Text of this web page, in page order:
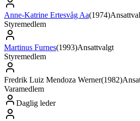
Anne-Katrine Ertesvåg Aa(1974)
Styremedlem
Martinus Furnes(1993)Ansattvalgt
Styremedlem
Fredrik Luiz Mendoza Werner(1982)
Varamedlem
Daglig leder